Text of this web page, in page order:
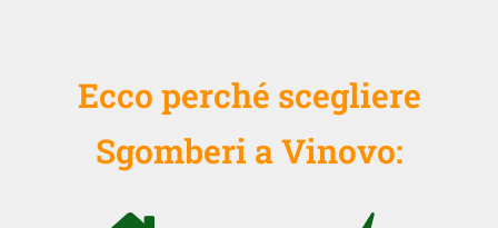
Ecco perché scegliere
Sgomberi a Vinovo: